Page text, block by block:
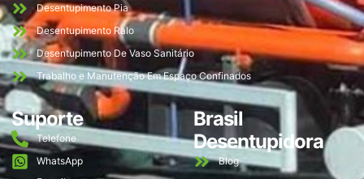
Desentupimento Pia
Desentupimento Ralo
Desentupimento De Vaso Sanitário
Trabalho e Manutenção Em Espaço Confinados
Suporte
Telefone
WhatsApp
Brasil
Desentupidora
Blog